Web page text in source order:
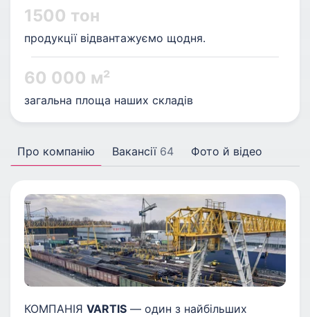
1500 тон
продукції відвантажуємо щодня.
60 000 м²
загальна площа наших складів
Про компанію Вакансії 64 Фото й відео
КОМПАНІЯ VARTIS — один з найбільших